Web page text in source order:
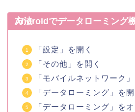
Androidでデータローミング機能をオフにする方法
「設定」を開く
「その他」を開く
「モバイルネットワーク」
「データローミング」を開
「データローミング」を